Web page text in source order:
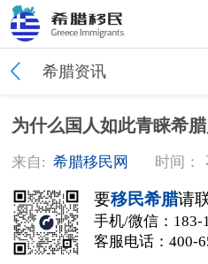
希腊资讯
为什么国人如此青睐希
来自: 希腊移民网 时间：
要移民希腊请
手机/微信： 183-
客服电话： 400-